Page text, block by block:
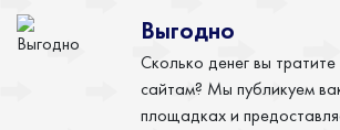
Выгодно
Сколько денег вы
сайтам? Мы публикуем
площадках и